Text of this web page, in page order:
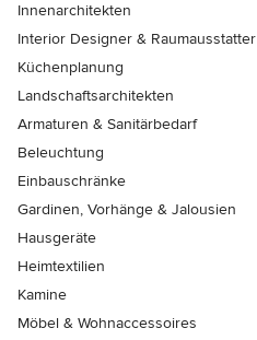
Innenarchitekten
Interior Designer & Raumausstatter
Küchenplanung
Landschaftsarchitekten
Armaturen & Sanitärbedarf
Beleuchtung
Einbauschränke
Gardinen, Vorhänge & Jalousien
Hausgeräte
Heimtextilien
Kamine
Möbel & Wohnaccessoires